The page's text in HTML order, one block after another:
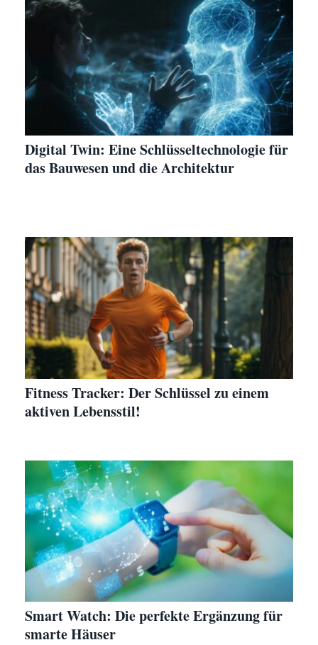
Digital Twin: Eine Schlüsseltechnologie für
das Bauwesen und die Architektur
Fitness Tracker: Der Schlüssel zu einem
aktiven Lebensstil!
Smart Watch: Die perfekte Ergänzung für
smarte Häuser